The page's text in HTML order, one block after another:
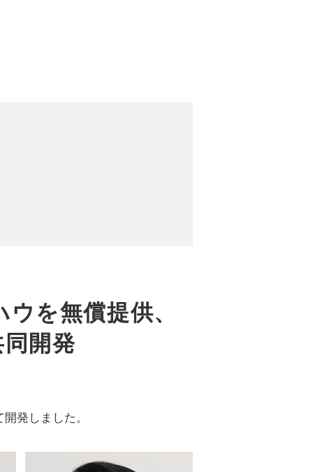
を無償提供、
開発
発しました。